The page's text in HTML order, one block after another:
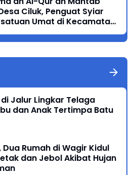
Ciluk, Penguat Syiar
Umat di Kecamatan
Jalur Lingkar Telaga
dan Anak Tertimpa Batu
Dua Rumah di Wagir Kidul
dan Jebol Akibat Hujan